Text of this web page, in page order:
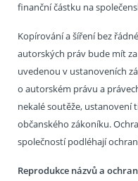
finanční částku na
Kopírování a šíření bez
autorských práv bude mít
uvedenou v ustanoveních
o autorském právu a
nekalé soutěže, ustanovení
občanského zákoníku.
společností podléhají
Reprodukce názvů a